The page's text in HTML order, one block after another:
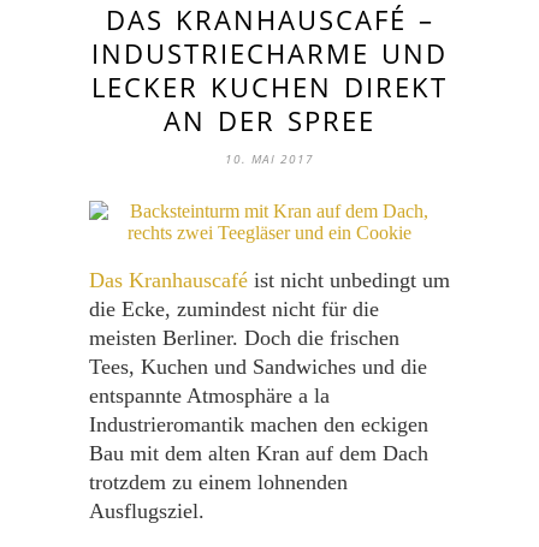
DAS KRANHAUSCAFÉ –
INDUSTRIECHARME UND
LECKER KUCHEN DIREKT
AN DER SPREE
10. MAI 2017
Das Kranhauscafé ist nicht unbedingt um
die Ecke, zumindest nicht für die
meisten Berliner. Doch die frischen
Tees, Kuchen und Sandwiches und die
entspannte Atmosphäre a la
Industrieromantik machen den eckigen
Bau mit dem alten Kran auf dem Dach
trotzdem zu einem lohnenden
Ausflugsziel.